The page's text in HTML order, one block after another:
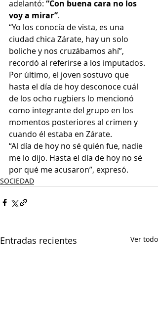
adelantó: “Con buena cara no los
voy a mirar”.
“Yo los conocía de vista, es una
ciudad chica Zárate, hay un solo
boliche y nos cruzábamos ahí”,
recordó al referirse a los imputados.
Por último, el joven sostuvo que
hasta el día de hoy desconoce cuál
de los ocho rugbiers lo mencionó
como integrante del grupo en los
momentos posteriores al crimen y
cuando él estaba en Zárate.
“Al día de hoy no sé quién fue, nadie
me lo dijo. Hasta el día de hoy no sé
por qué me acusaron”, expresó.
SOCIEDAD
Entradas recientes Ver todo